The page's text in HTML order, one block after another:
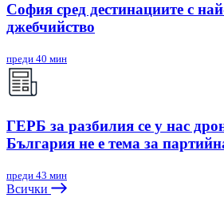
София сред дестинациите с
джебчийство
преди 40 мин
ГЕРБ за разбилия се у нас
България не е тема за
преди 43 мин
Всички